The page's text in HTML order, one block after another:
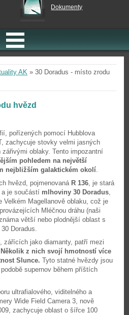
Dokumenty
AK » 30 Doradus - místo zrodu
hvězd
pořízených pomocí Hubblova
zachycuje stovky velmi jasných
oblaky. Tento impozantní
pohledem na největší
nejbližším galaktickém okolí.
hvězd, pojmenovaná R 136, je stará
a je součástí mlhoviny 30 Doradus,
Velkém Magellanově oblaku, což je
Mléčnou dráhu (naši
větší nebo plodnější oblast s
Doradus.
zářících jako diamanty, patří mezi
Několik z nich svojí hmotností více
Slunce. Tyto statné hvězdy jsou
supernov během příštích
ultrafialového, viditelného a
Wide Field Camera 3, nově
zachycuje oblast o šířce 100